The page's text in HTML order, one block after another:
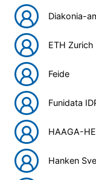
Diakonia-
ETH Zurich
Feide
Funidata
HAAGA-
Hanken